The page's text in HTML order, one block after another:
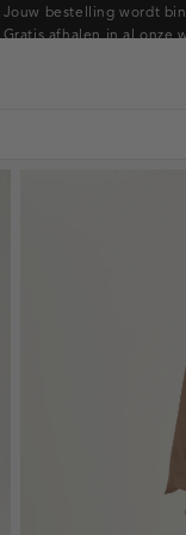
Jouw bestelling wordt
Gratis afhalen in al onze
Betaal zoals jij wilt: o.a.
Armbanden
Ringen